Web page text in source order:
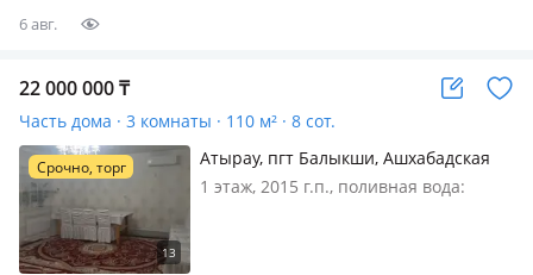
6 авг.
22 000 000₸
Часть дома · 3 комнаты · 110 м² · 8 сот.
Срочно, торг
Атырау, пгт Балыкши, Ашхабадская
улица 7/2
1 этаж, 2015 г.п., поливная вода: